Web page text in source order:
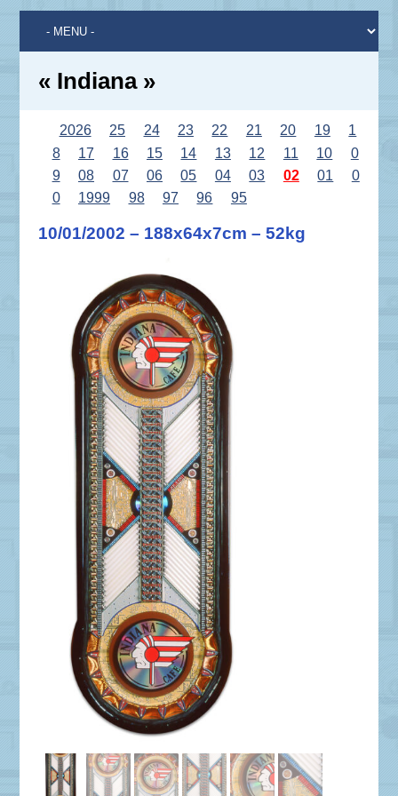
« Indiana »
2026 25 24 23 22 21 20 19
1
8
17 16 15 14 13 12 11 10
0
9
08 07 06 05 04 03 02 01
0
0
1999 98 97 96 95
10/01/2002 – 188x64x7cm – 52kg